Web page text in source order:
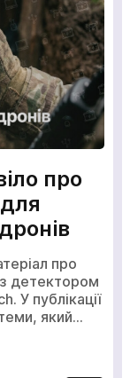
про
про
детектором
У публікації
який…
63
Показати